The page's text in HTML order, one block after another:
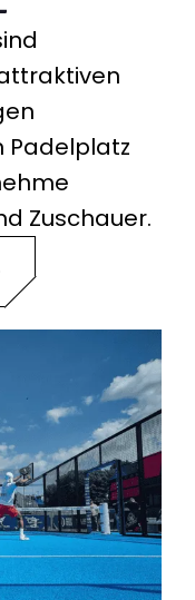
Padelplatz
Zuschauer.